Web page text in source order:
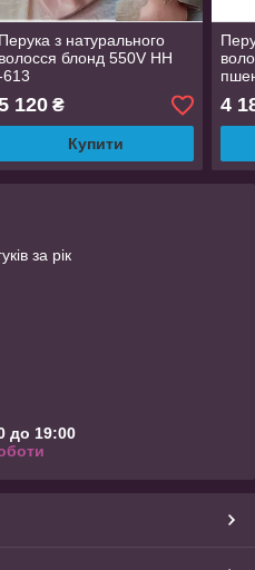
Перука з натурального
волосся блонд 550V HH
613
120₴
Купити
4
за рік
до 19:00